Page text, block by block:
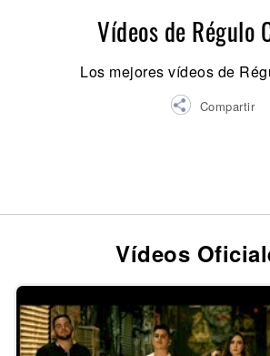
Vídeos de Régulo
Los mejores vídeos de
Compartir
Vídeos